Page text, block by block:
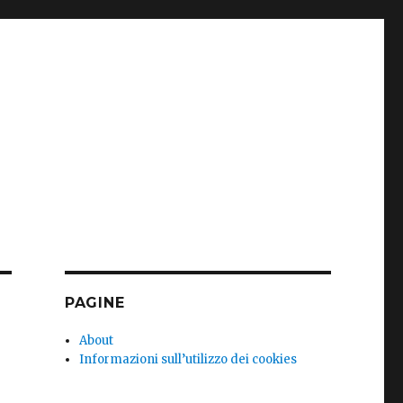
PAGINE
About
Informazioni sull’utilizzo dei cookies